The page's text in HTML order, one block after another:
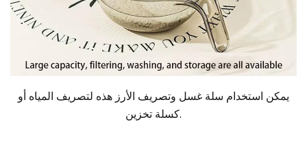
يمكن استخدام سلة غسل وتصريف الأرز هذه لتصريف المياه أو
كسلة تخزين.